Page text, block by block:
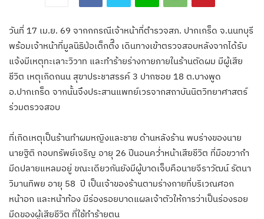
วันที่ 17 เม.ย. 69 จากกกรณีเจ้าหน้าที่ตำรวจสภ. ปากเกร็ด จ.นนทบุรี
พร้อมเจ้าหน้าที่มูลนิธิป่อเต็กตึ๊ง เดินทางเข้าตรวจสอบหลังจากได้รับ
แจ้งมีเหตุทะเลาะวิวาท และทำร้ายร่างกายภายในร้านตัดผม มีผู้เสีย
ชีวิต เหตุเกิดถนน สุขาประชาสรรค์ 3 ปากซอย 18 ต.บางพูด
อ.ปากเกร็ด จากนั้นจึงประสานแพทย์เวรจากสถาบันนิตวิทยาศาสตร์
ร่วมตรวจสอบ
ที่เกิดเหตุเป็นร้านทำผมหญิงและชาย ด้านหลังร้าน พบร่างของนาย
นายฐิติ กอบทรัพย์เจริญ อายุ 26 ปีนอนคว่ำหน้าเสียชีวิต ที่มือขวากำ
มีดปลายแหลมอยู่ ขณะเดียวกันยังมีผู้บาดเจ็บคือนายจีราวัฒน์ รัตนา
วิมานทิพย อายุ 58 ปี เป็นเจ้าของร้านตามร่างกายที่บริเวณศอก
หน้าอก และหน้าท้อง มีร่องรอยบาดแผลเจ้าตัวให้การว่าเป็นร่องรอย
มีดของผู้เสียชีวิต ที่ใช้ทำร้ายตน